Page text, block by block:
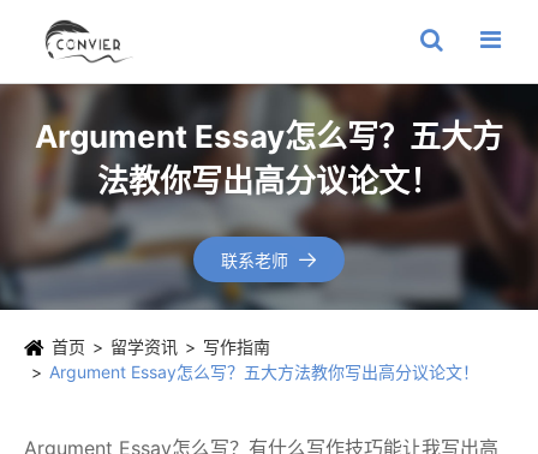
Argument Essay怎么写？五大方
法教你写出高分议论文！
联系老师 
首页 留学资讯
写作指南
Argument Essay怎么写？五大方法教你写出高分议论文！
Argument Essay怎么写？有什么写作技巧能让我写出高